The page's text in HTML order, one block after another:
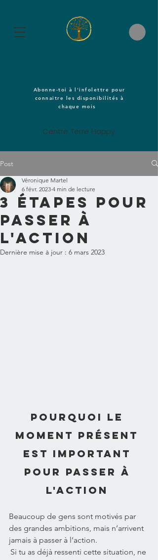
Centre Terre Happy
Abonne-toi à l'infolettre pour
connaitre les disponibilités à
chaque mois
Post
3 étapes pour
passer à
l'action
Véronique Martel
6 févr. 2023 4 min de lecture
Dernière mise à jour : 6 mars 2023
Pourquoi le
moment présent
est important
pour passer à
l'action
Beaucoup de gens sont motivés par
des grandes ambitions, mais n’arrivent
jamais à passer à l’action.
Si tu as déjà ressenti cette situation, ne